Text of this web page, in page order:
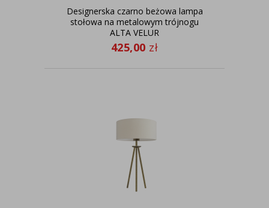
Designerska czarno beżowa lampa
stołowa na metalowym trójnogu
ALTA VELUR
425,00 zł